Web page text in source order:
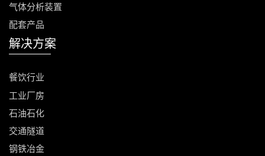
气体分析装置
配套产品
解决方案
餐饮行业
工业厂房
石油石化
交通隧道
钢铁冶金